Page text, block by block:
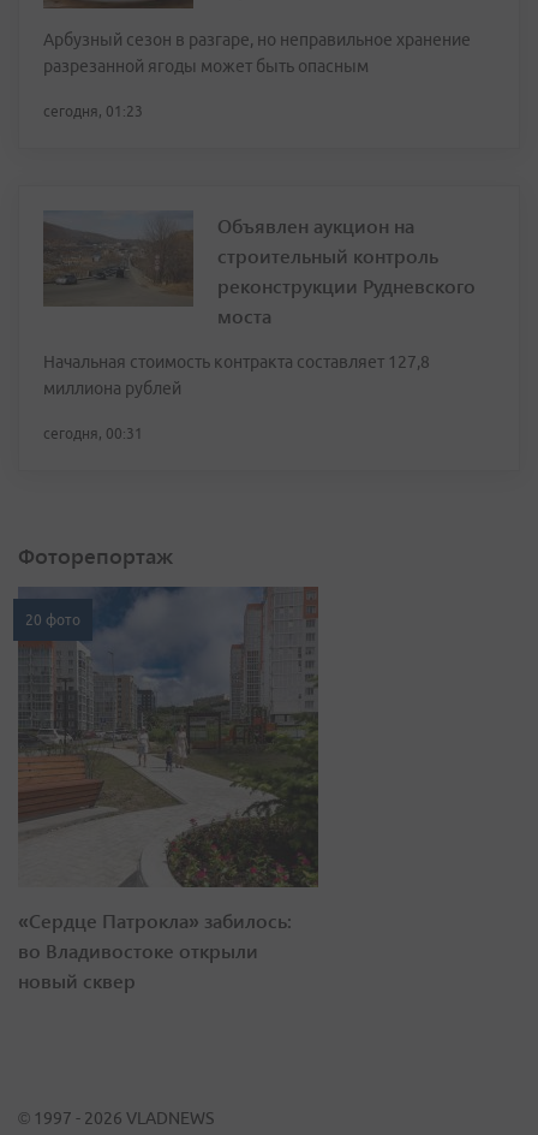
Арбузный сезон в разгаре, но неправильное хранение
разрезанной ягоды может быть опасным
сегодня, 01:23
Объявлен аукцион на
строительный контроль
реконструкции Рудневского
моста
Начальная стоимость контракта составляет 127,8
миллиона рублей
сегодня, 00:31
Фоторепортаж
20 фото
«Сердце Патрокла» забилось:
во Владивостоке открыли
новый сквер
© 1997 - 2026 VLADNEWS